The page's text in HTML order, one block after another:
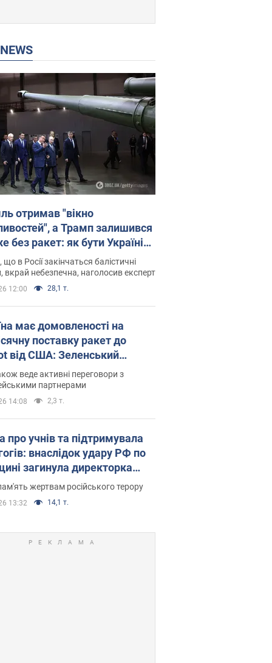
NEWS
отримав "вікно
а Трамп залишився
без ракет: як бути Україні?
з Мельником
в Росії закінчаться балістичні
вкрай небезпечна, наголосив експерт
12:00 28,1 т.
має домовленості на
поставку ракет до
від США: Зеленський
подробиці
веде активні переговори з
партнерами
14:08 2,3 т.
про учнів та підтримувала
внаслідок удару РФ по
загинула директорка
ліцею, її чоловік та онук
жертвам російського терору
13:32 14,1 т.